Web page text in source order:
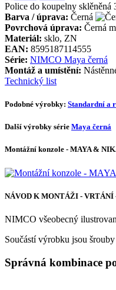
Police do koupelny
Barva / úprava: Černá
Povrchová úprava: Černá
Materiál: sklo, ZN
EAN: 8595187114555
Série: NIMCO Maya černá
Montáž a umístění:
Technický list
Podobné výrobky: Standardní a
Další výrobky série Maya černá
Montážní konzole - MAYA &
NÁVOD K MONTÁŽI -
NIMCO všeobecný
Součástí výrobku jsou
Správná kombinace